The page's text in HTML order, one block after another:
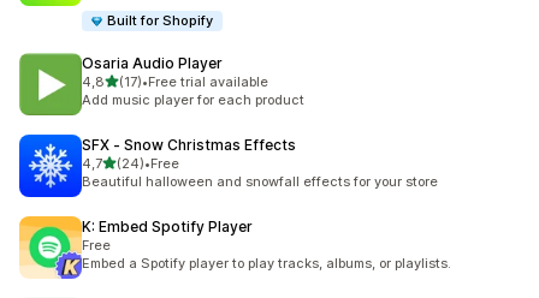
Built for Shopify
Osaria Audio Player
4,8av 5 stjerner
(17)
Totalt 17 omtaler
•Free trial available
Add music player for each product
SFX ‑ Snow Christmas Effects
4,7av 5 stjerner
(24)
Totalt 24 omtaler
•Free
Beautiful halloween and snowfall effects for your store
K: Embed Spotify Player
Free
Embed a Spotify player to play tracks, albums, or playlists.